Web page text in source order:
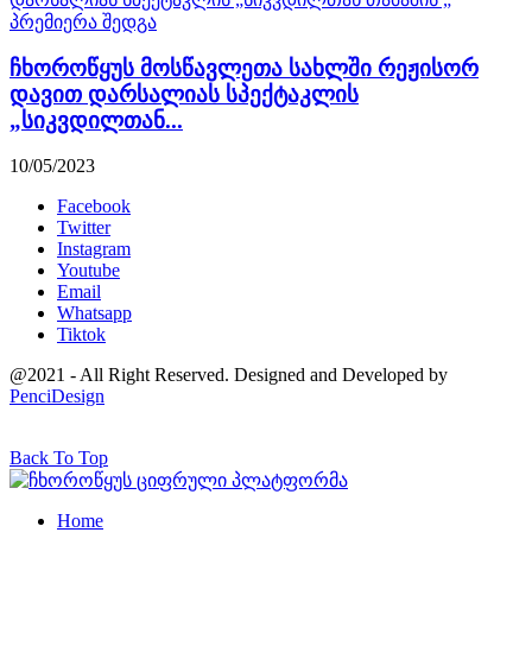
ჩხოროწყუს მოსწავლეთა სახლში რეჟისორ
დავით დარსალიას სპექტაკლის
„სიკვდილთან...
10/05/2023
Facebook
Twitter
Instagram
Youtube
Email
Whatsapp
Tiktok
@2021 - All Right Reserved. Designed and Developed by
PenciDesign
Back To Top
Home